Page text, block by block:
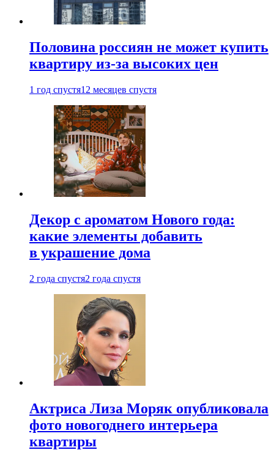
Половина россиян не может купить
квартиру из-за высоких цен
1 год спустя12 месяцев спустя
Декор с ароматом Нового года:
какие элементы добавить
в украшение дома
2 года спустя2 года спустя
Актриса Лиза Моряк опубликовала
фото новогоднего интерьера
квартиры